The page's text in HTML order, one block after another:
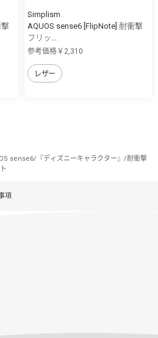
撃
Simplism
AQUOS sense6 [FlipNote] 耐衝撃
フリッ...
参考価格￥2,310
レザー
sense6/『ディズニーキャラクター』/耐衝撃
項